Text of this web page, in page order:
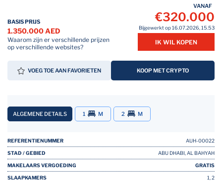
BASIS PRIJS
1.350.000 AED
Waarom zijn er verschillende prijzen
op verschillende websites?
VANAF
€320.000
Bijgewerkt op 16.07.2026, 15.53
IK WIL KOPEN
VOEG TOE AAN FAVORIETEN KOOP MET CRYPTO
ALGEMENE DETAILS 1 M 2 M
REFERENTIENUMMER AUH-00022
STAD / GEBIED ABU DHABI, AL BAHYAH
MAKELAARS VERGOEDING GRATIS
SLAAPKAMERS 1, 2